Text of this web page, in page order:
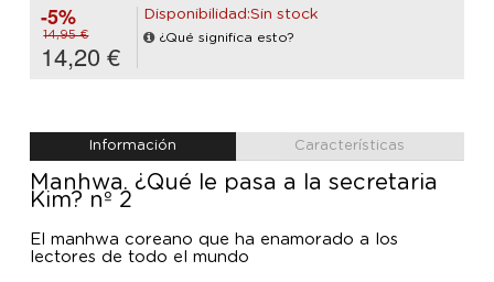
-5%
14,95 €
14,20 €
Disponibilidad:Sin stock
¿Qué significa esto?
Información Características
Manhwa. ¿Qué le pasa a la secretaria
Kim? nº 2
El manhwa coreano que ha enamorado a los
lectores de todo el mundo